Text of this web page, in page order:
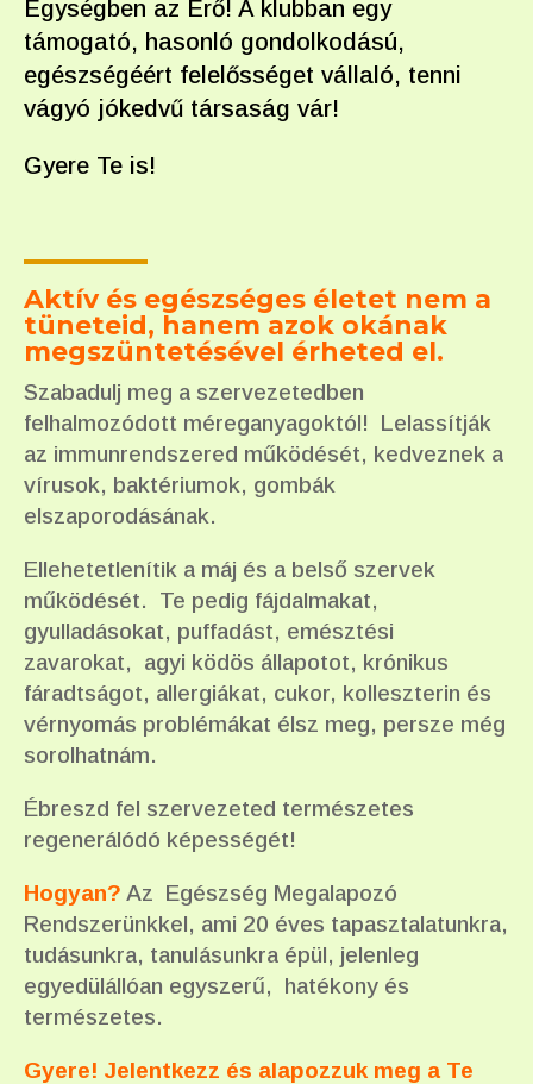
Egységben az Erő! A klubban egy
támogató, hasonló gondolkodású,
egészségéért felelősséget vállaló, tenni
vágyó jókedvű társaság vár!
Gyere Te is!
Aktív és egészséges életet nem a
tüneteid, hanem azok okának
megszüntetésével érheted el.
Szabadulj meg a szervezetedben
felhalmozódott méreganyagoktól! Lelassítják
az immunrendszered működését, kedveznek a
vírusok, baktériumok, gombák
elszaporodásának.
Ellehetetlenítik a máj és a belső szervek
működését. Te pedig fájdalmakat,
gyulladásokat, puffadást, emésztési
zavarokat, agyi ködös állapotot, krónikus
fáradtságot, allergiákat, cukor, kolleszterin és
vérnyomás problémákat élsz meg, persze még
sorolhatnám.
Ébreszd fel szervezeted természetes
regenerálódó képességét!
Hogyan? Az Egészség Megalapozó
Rendszerünkkel, ami 20 éves tapasztalatunkra,
tudásunkra, tanulásunkra épül, jelenleg
egyedülállóan egyszerű, hatékony és
természetes.
Gyere! Jelentkezz és alapozzuk meg a Te